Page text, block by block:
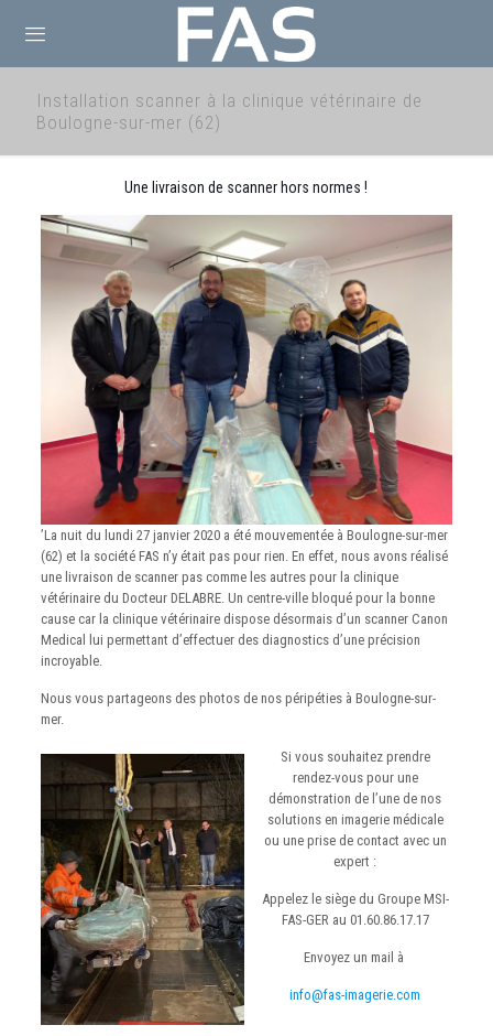
Installation scanner à la clinique vétérinaire de
Boulogne-sur-mer (62)
Une livraison de scanner hors normes !
’La nuit du lundi 27 janvier 2020 a été mouvementée à Boulogne-sur-mer
(62) et la société FAS n’y était pas pour rien. En effet, nous avons réalisé
une livraison de scanner pas comme les autres pour la clinique
vétérinaire du Docteur DELABRE. Un centre-ville bloqué pour la bonne
cause car la clinique vétérinaire dispose désormais d’un scanner Canon
Medical lui permettant d’effectuer des diagnostics d’une précision
incroyable.
Nous vous partageons des photos de nos péripéties à Boulogne-sur-
mer.
Si vous souhaitez prendre
rendez-vous pour une
démonstration de l’une de nos
solutions en imagerie médicale
ou une prise de contact avec un
expert :
Appelez le siège du Groupe MSI-
FAS-GER au 01.60.86.17.17
Envoyez un mail à
info@fas-imagerie.com